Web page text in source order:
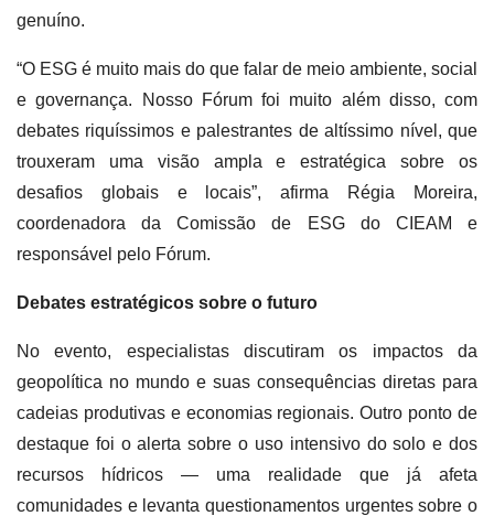
genuíno.
“O ESG é muito mais do que falar de meio ambiente, social
e governança. Nosso Fórum foi muito além disso, com
debates riquíssimos e palestrantes de altíssimo nível, que
trouxeram uma visão ampla e estratégica sobre os
desafios globais e locais”, afirma Régia Moreira,
coordenadora da Comissão de ESG do CIEAM e
responsável pelo Fórum.
Debates estratégicos sobre o futuro
No evento, especialistas discutiram os impactos da
geopolítica no mundo e suas consequências diretas para
cadeias produtivas e economias regionais. Outro ponto de
destaque foi o alerta sobre o uso intensivo do solo e dos
recursos hídricos — uma realidade que já afeta
comunidades e levanta questionamentos urgentes sobre o